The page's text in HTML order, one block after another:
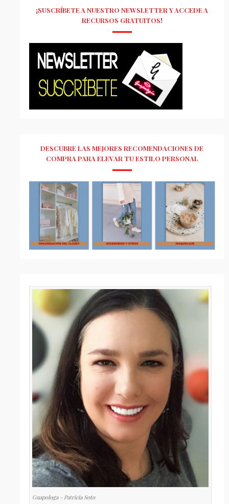
¡SUSCRÍBETE A NUESTRO NEWSLETTER Y ACCEDE A
RECURSOS GRATUITOS!
DESCUBRE LAS MEJORES RECOMENDACIONES DE
COMPRA PARA ELEVAR TU ESTILO PERSONAL
Guapologa - Patricia Soto